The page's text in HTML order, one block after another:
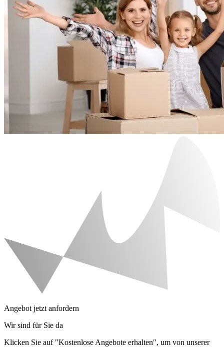
Angebot jetzt anfordern
Wir sind für Sie da
Klicken Sie auf "Kostenlose Angebote erhalten", um von unserer